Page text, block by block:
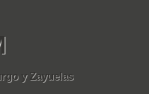
y Zayuelas